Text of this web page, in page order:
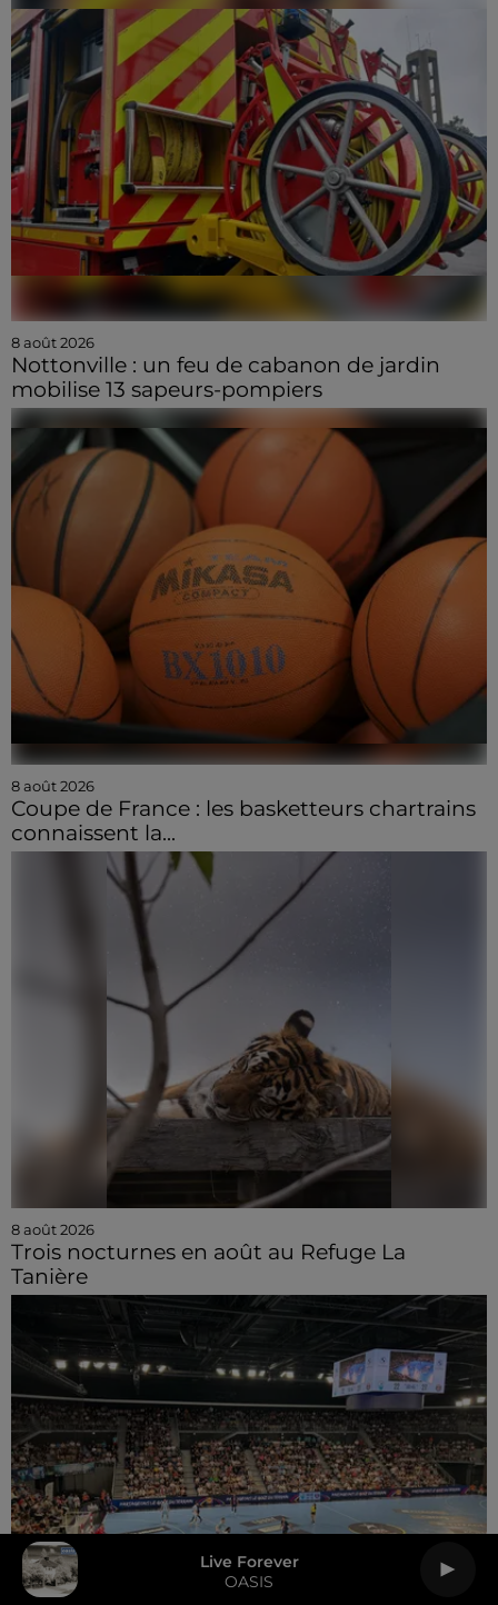
Live Forever
OASIS
8 août 2026
Nottonville : un feu de cabanon de jardin
mobilise 13 sapeurs-pompiers
8 août 2026
Coupe de France : les basketteurs chartrains
connaissent la...
8 août 2026
Trois nocturnes en août au Refuge La
Tanière